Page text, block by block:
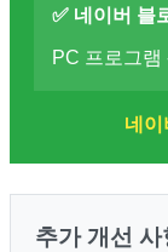
✅ 네이버 블
PC 프로그램
네이
추가 개선 사